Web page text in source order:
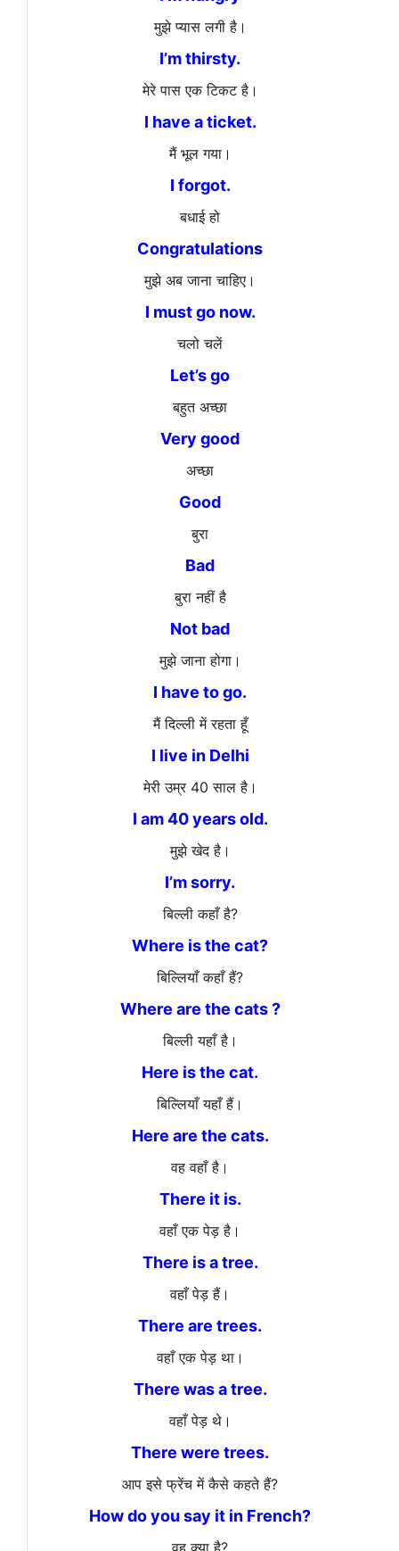
मुझे प्यास लगी है।
I’m thirsty.
मेरे पास एक टिकट है।
I have a ticket.
मैं भूल गया।
I forgot.
बधाई हो
Congratulations
मुझे अब जाना चाहिए।
I must go now.
चलो चलें
Let’s go
बहुत अच्छा
Very good
अच्छा
Good
बुरा
Bad
बुरा नहीं है
Not bad
मुझे जाना होगा।
I have to go.
मैं दिल्ली में रहता हूँ
I live in Delhi
मेरी उम्र 40 साल है।
I am 40 years old.
मुझे खेद है।
I’m sorry.
बिल्ली कहाँ है?
Where is the cat?
बिल्लियाँ कहाँ हैं?
Where are the cats ?
बिल्ली यहाँ है।
Here is the cat.
बिल्लियाँ यहाँ हैं।
Here are the cats.
वह वहाँ है।
There it is.
वहाँ एक पेड़ है।
There is a tree.
वहाँ पेड़ हैं।
There are trees.
वहाँ एक पेड़ था।
There was a tree.
वहाँ पेड़ थे।
There were trees.
आप इसे फ्रेंच में कैसे कहते हैं?
How do you say it in French?
वह क्या है?